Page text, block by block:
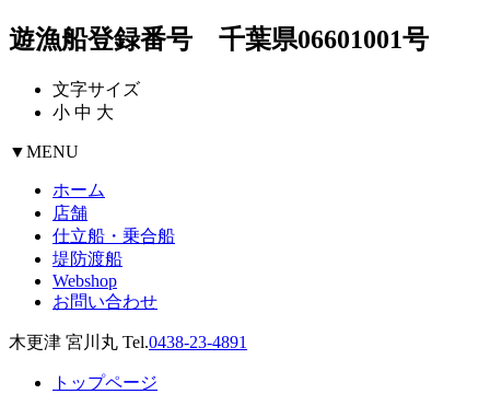
遊漁船登録番号 千葉県06601001号
文字サイズ
小 中 大
▼MENU
ホーム
店舗
仕立船・乗合船
堤防渡船
Webshop
お問い合わせ
木更津 宮川丸 Tel.0438-23-4891
トップページ